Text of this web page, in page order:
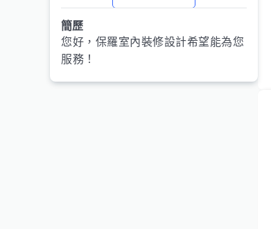
簡歷
您好， 保羅室內裝修設計希望能為您
服務！